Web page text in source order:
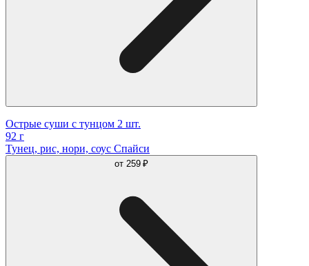
Острые суши с тунцом 2 шт.
92 г
Тунец, рис, нори, соус Спайси
от 259 ₽